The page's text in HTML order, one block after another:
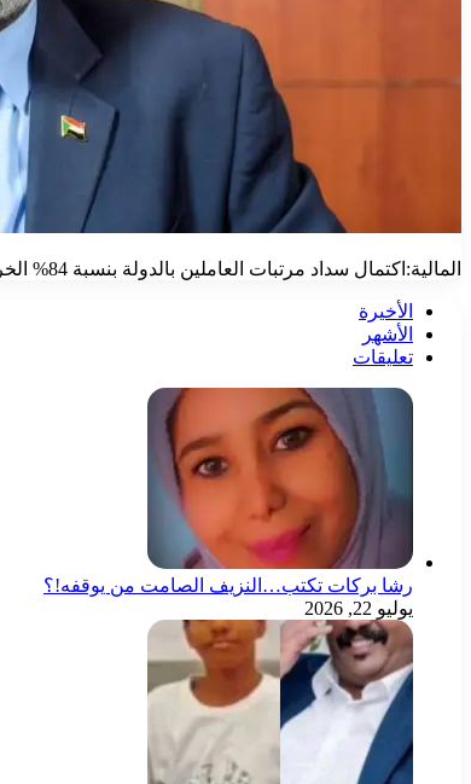
المالية:اكتمال سداد مرتبات العاملين بالدولة بنسبة 84% الخرطوم:هناء حسين أكد الدكتور أحمد الشريف محمد الناطق الرسمي باسم وزارة المالية والتخطيط…
الأخيرة
الأشهر
تعليقات
رشا بركات تكتب…النزيف الصامت من يوقفه!؟
يوليو 22, 2026